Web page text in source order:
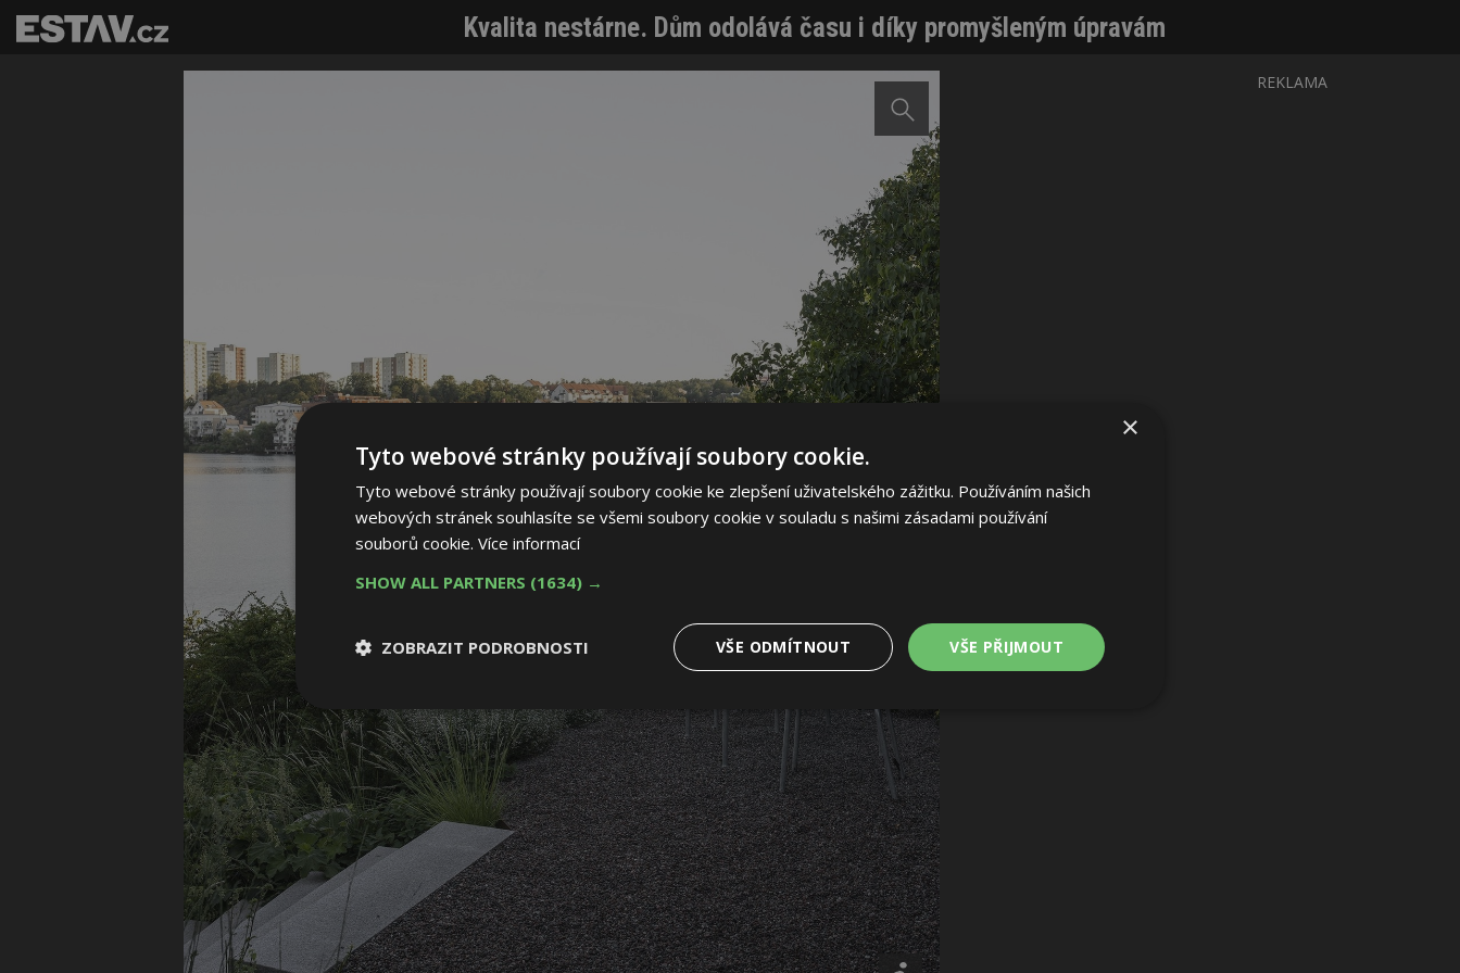
Kvalita nestárne. Dům odolává času i díky promyšleným úpravám
REKLAMA
×
Tyto webové stránky používají soubory cookie.
Tyto webové stránky používají soubory cookie ke zlepšení uživatelského zážitku. Používáním našich
webových stránek souhlasíte se všemi soubory cookie v souladu s našimi zásadami používání
souborů cookie. Více informací
SHOW ALL PARTNERS (1634) →
VŠE PŘIJMOUT
VŠE ODMÍTNOUT
ZOBRAZIT PODROBNOSTI
Nezbytně nutné
soubory
Výkonové
soubory
Soubory cílení Funkční soubory
Nezbytně nutné soubory Výkonové soubory Soubory cílení Funkční soubory
Nezbytně nutné soubory cookie umožňují základní funkce webových stránek, jako je přihlášení uživatele a správa účtu.
Webové stránky nelze bez nezbytně nutných souborů cookie správně používat.